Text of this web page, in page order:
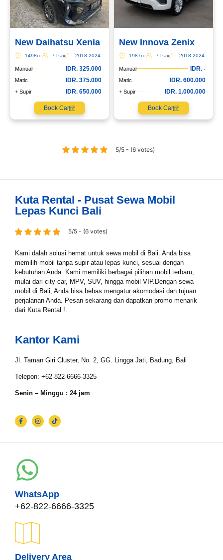
New Daihatsu Xenia
1498cc 7 Pax 2018-2024
Manual IDR. 325.000
Matic IDR. 375.000
+ Supir IDR. 650.000
Book Car
New Innova Zenix
1987cc 7 Pax 2018-2024
Manual IDR. -
Matic IDR. 600.000
+ Supir IDR. 1.000.000
Book Car
5/5 - (6 votes)
Kuta Rental - Pusat Sewa Mobil
Lepas Kunci Bali
5/5 - (6 votes)
Kami dalah solusi hemat untuk sewa mobil di Bali. Anda bisa
memilih mobil tanpa supir atau lepas kunci, sesuai dengan
kebutuhan Anda. Kami memiliki berbagai pilihan mobil terbaru,
mulai dari city car, MPV, SUV, hingga mobil VIP.Dengan sewa
mobil di Bali, Anda bisa bebas mengatur akomodasi dan tujuan
perjalanan Anda. Pesan sekarang dan dapatkan promo menarik
dari Kuta Rental !.
Kantor Kami
Jl. Taman Giri Cluster, No. 2, GG. Lingga Jati, Badung, Bali
Telepon: +62-822-6666-3325
Senin – Minggu : 24 jam
WhatsApp
+62-822-6666-3325
Delivery Area